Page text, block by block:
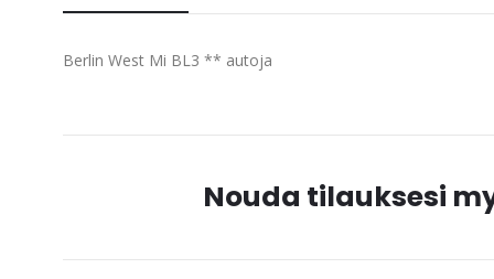
of
gallery
Berlin West Mi BL3 ** autoja
Nouda tilauksesi